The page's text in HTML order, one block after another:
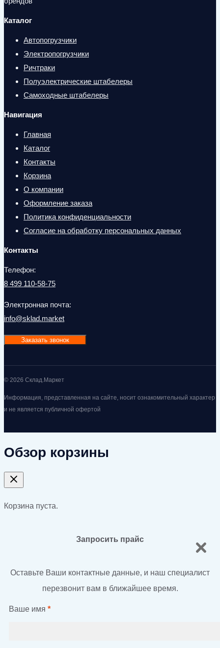
Каталог
Автопогрузчики
Электропогрузчики
Ричтраки
Полуэлектрические штабелеры
Самоходные штабелеры
Навигация
Главная
Каталог
Контакты
Корзина
О компании
Оформление заказа
Политика конфиденциальности
Согласие на обработку персональных данных
Контакты
Телефон:
8 499 110-58-75
Электронная почта:
info@sklad.market
Заказать звонок
© 2026 Склад.Маркет
Информация, представленная на сайте, носит ознакомительный характер
и не является публичной офертой
Обзор корзины
Корзина пуста.
Запросить прайс
Оставьте Ваши контактные данные, и наш специалист
перезвонит вам в ближайшее время.
Ваше имя *